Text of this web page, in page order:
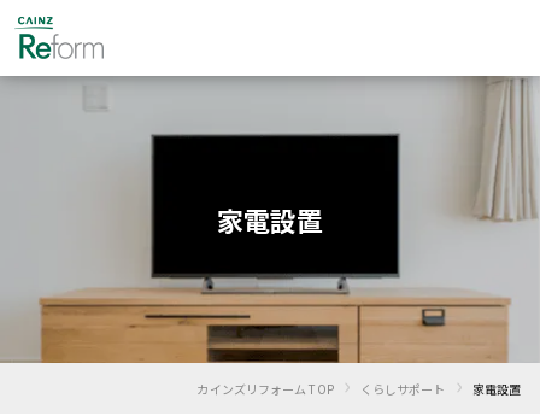
家電設置
カインズリフォーム TOP › くらしサポート › 家電設置